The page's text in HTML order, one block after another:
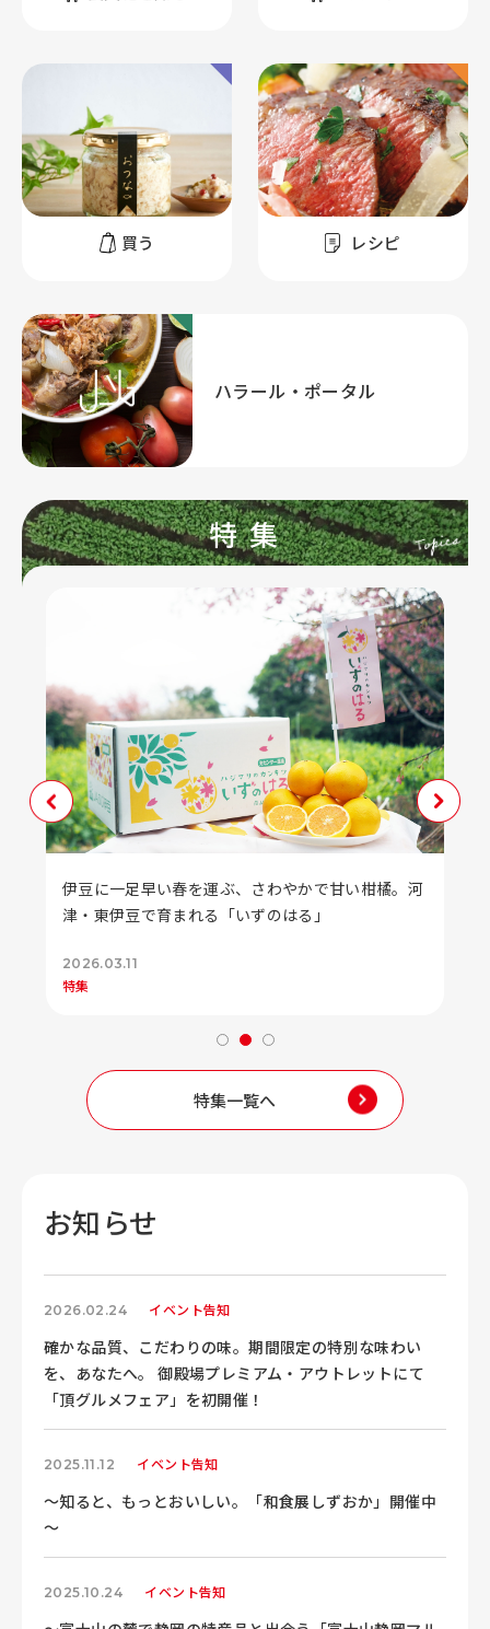
買う レシピ
ハラール・ポータル
特 集
伊豆に一足早い春を運ぶ、さわやかで甘い柑橘。河
津・東伊豆で育まれる「いずのはる」
2026.03.11
特集
特集一覧へ
お知らせ
2026.02.24 イベント告知
確かな品質、こだわりの味。期間限定の特別な味わい
を、あなたへ。 御殿場プレミアム・アウトレットにて
「頂グルメフェア」を初開催！
2025.11.12 イベント告知
～知ると、もっとおいしい。「和食展しずおか」開催中
～
2025.10.24 イベント告知